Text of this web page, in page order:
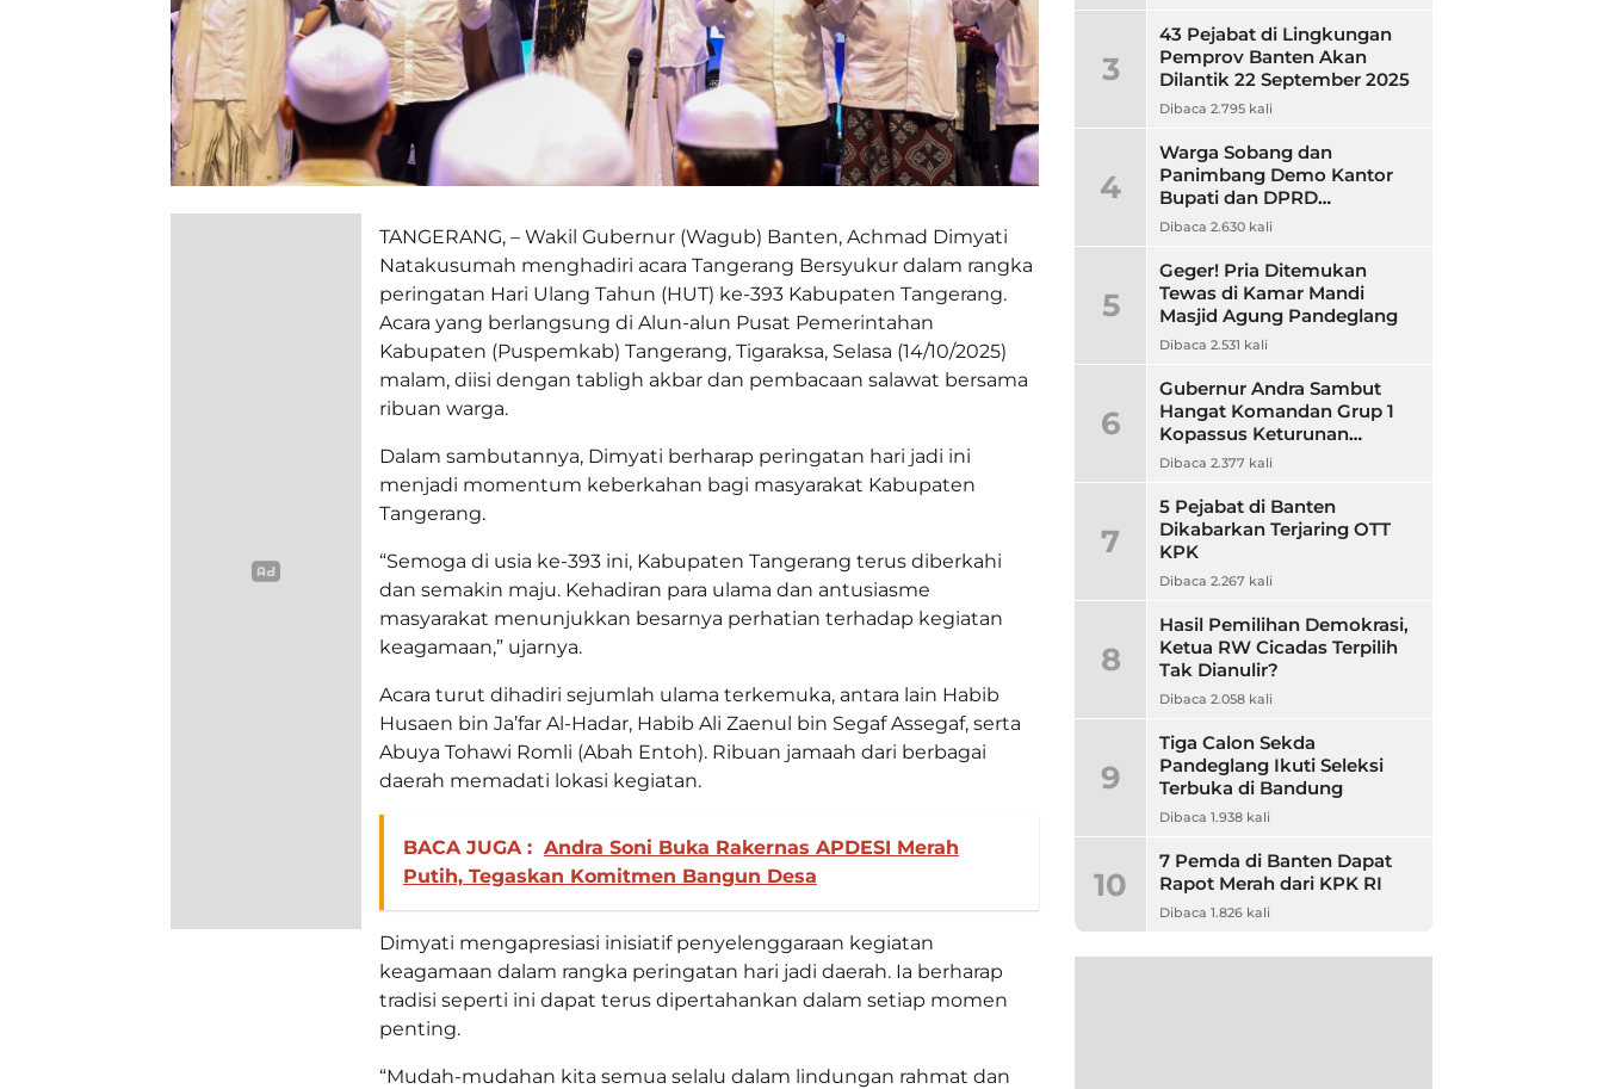
TANGERANG, – Wakil Gubernur (Wagub) Banten, Achmad Dimyati
Natakusumah menghadiri acara Tangerang Bersyukur dalam rangka
peringatan Hari Ulang Tahun (HUT) ke-393 Kabupaten Tangerang.
Acara yang berlangsung di Alun-alun Pusat Pemerintahan
Kabupaten (Puspemkab) Tangerang, Tigaraksa, Selasa (14/10/2025)
malam, diisi dengan tabligh akbar dan pembacaan salawat bersama
ribuan warga.
Dalam sambutannya, Dimyati berharap peringatan hari jadi ini
menjadi momentum keberkahan bagi masyarakat Kabupaten
Tangerang.
“Semoga di usia ke-393 ini, Kabupaten Tangerang terus diberkahi
dan semakin maju. Kehadiran para ulama dan antusiasme
masyarakat menunjukkan besarnya perhatian terhadap kegiatan
keagamaan,” ujarnya.
Acara turut dihadiri sejumlah ulama terkemuka, antara lain Habib
Husaen bin Ja’far Al-Hadar, Habib Ali Zaenul bin Segaf Assegaf, serta
Abuya Tohawi Romli (Abah Entoh). Ribuan jamaah dari berbagai
daerah memadati lokasi kegiatan.
BACA JUGA : Andra Soni Buka Rakernas APDESI Merah
Putih, Tegaskan Komitmen Bangun Desa
Dimyati mengapresiasi inisiatif penyelenggaraan kegiatan
keagamaan dalam rangka peringatan hari jadi daerah. Ia berharap
tradisi seperti ini dapat terus dipertahankan dalam setiap momen
penting.
“Mudah-mudahan kita semua selalu dalam lindungan rahmat dan
3
43 Pejabat di Lingkungan
Pemprov Banten Akan
Dilantik 22 September 2025
Dibaca 2.795 kali
4
Warga Sobang dan
Panimbang Demo Kantor
Bupati dan DPRD
Pandeglang, Ini
Dibaca 2.630 kali
5
Geger! Pria Ditemukan
Tewas di Kamar Mandi
Masjid Agung Pandeglang
Dibaca 2.531 kali
6
Gubernur Andra Sambut
Hangat Komandan Grup 1
Kopassus Keturunan
Pandeglang, Jalin Sinergitas
Dibaca 2.377 kali
7
5 Pejabat di Banten
Dikabarkan Terjaring OTT
KPK
Dibaca 2.267 kali
8
Hasil Pemilihan Demokrasi,
Ketua RW Cicadas Terpilih
Tak Dianulir?
Dibaca 2.058 kali
9
Tiga Calon Sekda
Pandeglang Ikuti Seleksi
Terbuka di Bandung
Dibaca 1.938 kali
10
7 Pemda di Banten Dapat
Rapot Merah dari KPK RI
Dibaca 1.826 kali